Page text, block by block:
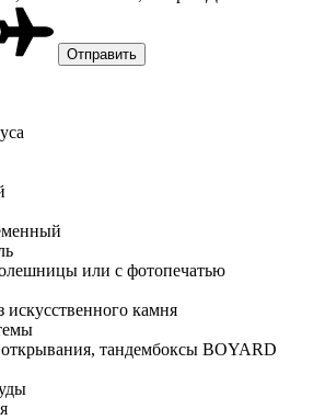
или с фотопечатью
искусственного камня
тандембоксы BOYARD